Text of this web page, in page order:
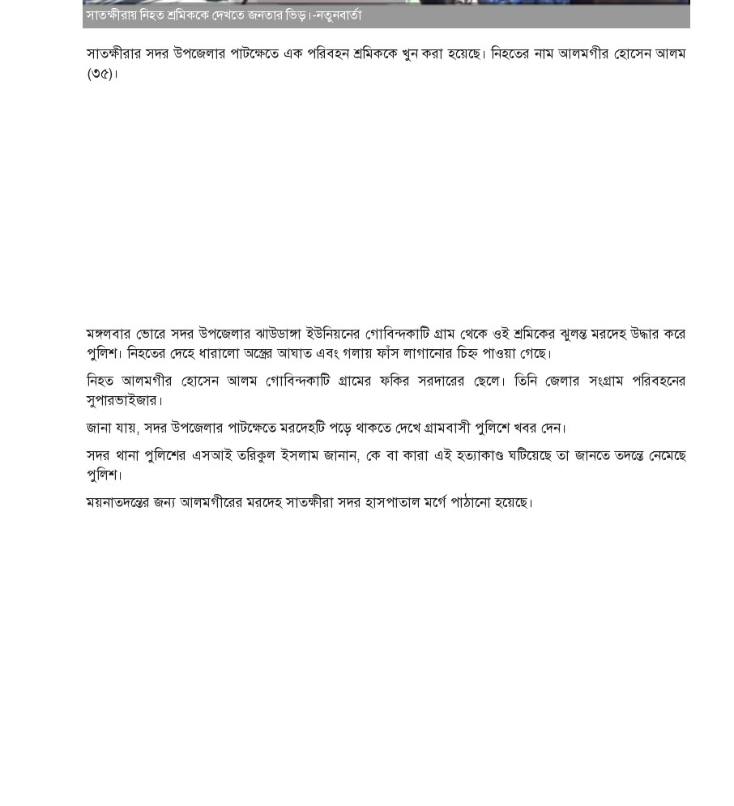
সাতক্ষীরায় নিহত শ্রমিককে দেখতে জনতার ভিড়।-নতুনবার্তা
সাতক্ষীরার সদর উপজেলার পাটক্ষেতে এক পরিবহন শ্রমিককে খুন করা হয়েছে। নিহতের নাম আলমগীর হোসেন আলম
(৩৫)।
মঙ্গলবার ভোরে সদর উপজেলার ঝাউডাঙ্গা ইউনিয়নের গোবিন্দকাটি গ্রাম থেকে ওই শ্রমিকের ঝুলন্ত মরদেহ উদ্ধার করে
পুলিশ। নিহতের দেহে ধারালো অস্ত্রের আঘাত এবং গলায় ফাঁস লাগানোর চিহ্ন পাওয়া গেছে।
নিহত আলমগীর হোসেন আলম গোবিন্দকাটি গ্রামের ফকির সরদারের ছেলে। তিনি জেলার সংগ্রাম পরিবহনের
সুপারভাইজার।
জানা যায়, সদর উপজেলার পাটক্ষেতে মরদেহটি পড়ে থাকতে দেখে গ্রামবাসী পুলিশে খবর দেন।
সদর থানা পুলিশের এসআই তরিকুল ইসলাম জানান, কে বা কারা এই হত্যাকাণ্ড ঘটিয়েছে তা জানতে তদন্তে নেমেছে
পুলিশ।
ময়নাতদন্তের জন্য আলমগীরের মরদেহ সাতক্ষীরা সদর হাসপাতাল মর্গে পাঠানো হয়েছে।